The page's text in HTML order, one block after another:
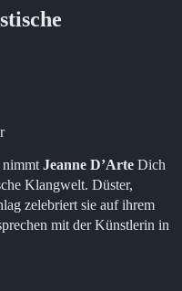
nimmt Jeanne D’Arte Dich
Klangwelt. Düster,
zelebriert sie auf ihrem
mit der Künstlerin in